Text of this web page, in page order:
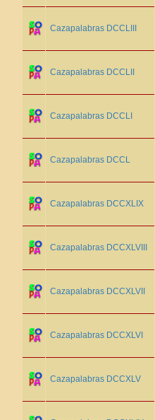
Cazapalabras DCCLIII
Cazapalabras DCCLII
Cazapalabras DCCLI
Cazapalabras DCCL
Cazapalabras DCCXLIX
Cazapalabras DCCXLVIII
Cazapalabras DCCXLVII
Cazapalabras DCCXLVI
Cazapalabras DCCXLV